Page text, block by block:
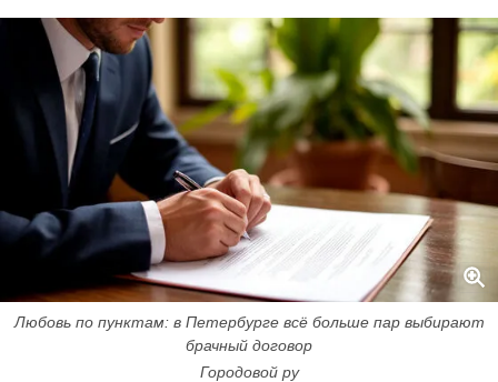
Любовь по пунктам: в Петербурге всё больше пар выбирают
брачный договор
Городовой ру